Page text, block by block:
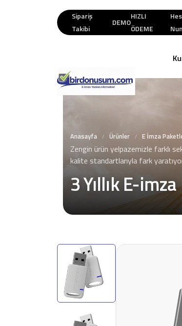
Sipariş
Takibi
DEMO
HIZLI
ÖDEME
3 Yıllık E-imza
Zengin ürün yelpazemizle farklı
kalite standartlarıyla fark
Anasayfa / Ürünler / E İmza